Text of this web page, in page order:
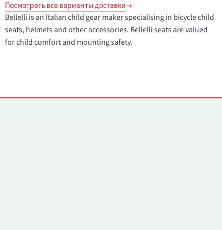
Посмотреть все варианты доставки
Bellelli is an Italian child gear maker specialising in bicycle child
seats, helmets and other accessories. Bellelli seats are valued
for child comfort and mounting safety.